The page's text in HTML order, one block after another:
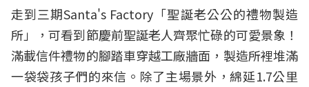
走到三期Santa's Factory「聖誕老公公的禮物製造
所」，可看到節慶前聖誕老人齊聚忙碌的可愛景象！
滿載信件禮物的腳踏車穿越工廠牆面，製造所裡堆滿
一袋袋孩子們的來信。除了主場景外，綿延1.7公里